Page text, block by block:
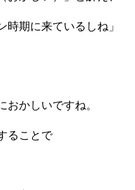
時期に来ているしね」
かしいですね。
ることで